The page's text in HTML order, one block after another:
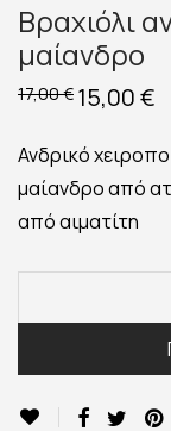
Βραχιόλι
μαίανδρο
17,00€ Original
price
17,00 €.
15,00€
Ανδρικό
μαίανδρο από
από αιματίτη